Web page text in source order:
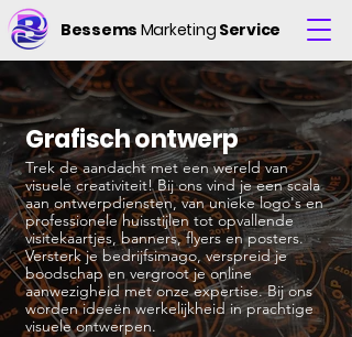
Bessems Marketing Service
Grafisch ontwerp
Trek de aandacht met een wereld van
visuele creativiteit! Bij ons vind je een scala
aan ontwerpdiensten, van unieke logo's en
professionele huisstijlen tot opvallende
visitekaartjes, banners, flyers en posters.
Versterk je bedrijfsimago, verspreid je
boodschap en vergroot je online
aanwezigheid met onze expertise. Bij ons
worden ideeën werkelijkheid in prachtige
visuele ontwerpen.